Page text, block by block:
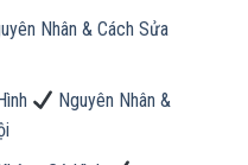
Nhân & Cách Sửa
Nguyên Nhân &